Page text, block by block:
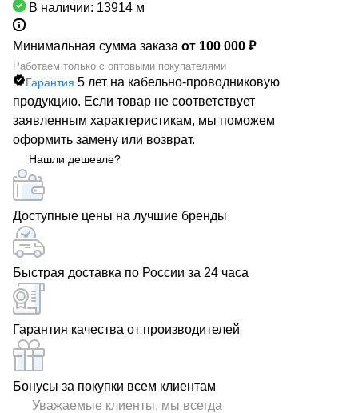
объема. Номенклатура каталога насчитывает более
70000 маркоразмеров. Вся продукция имеет
сертификаты соответствия Госстандарта. География
работы охватывает всю Россию: от Санкт-Петербурга и
Москвы до Хабаровска. РОСКАБ сотрудничает с
крупнейшими отечественными производителями
кабелей, поэтому мы готовы организовать процесс
импортозамещения западной продукции. Заказывайте
силовой кабель ВБШв-ХЛ 3х4 с доставкой по всей
России у кабельного дилера РОСКАБ.
В наличии: 13914 м
Минимальная сумма заказа от 100 000 ₽
Работаем только с оптовыми покупателями
Гарантия 5 лет на кабельно-проводниковую
продукцию. Если товар не соответствует
заявленным характеристикам, мы поможем
оформить замену или возврат.
Нашли дешевле?
Доступные цены на лучшие бренды
Быстрая доставка по России за 24 часа
Гарантия качества от производителей
Бонусы за покупки всем клиентам
Уважаемые клиенты, мы всегда